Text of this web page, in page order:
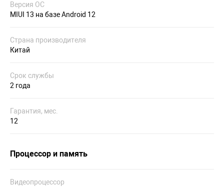
Версия ОС
MIUI 13 на базе Android 12
Страна производителя
Китай
Срок службы
2 года
Гарантия, мес.
12
Процессор и память
Видеопроцессор